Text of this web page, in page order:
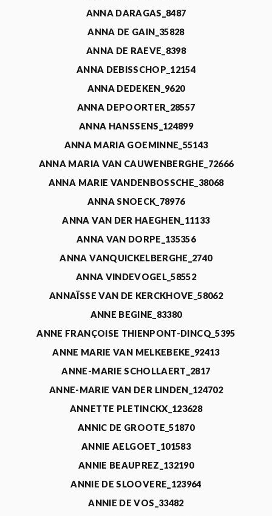
ANNA DARAGAS_8487
ANNA DE GAIN_35828
ANNA DE RAEVE_8398
ANNA DEBISSCHOP_12154
ANNA DEDEKEN_9620
ANNA DEPOORTER_28557
ANNA HANSSENS_124899
ANNA MARIA GOEMINNE_55143
ANNA MARIA VAN CAUWENBERGHE_72666
ANNA MARIE VANDENBOSSCHE_38068
ANNA SNOECK_78976
ANNA VAN DER HAEGHEN_11133
ANNA VAN DORPE_135356
ANNA VANQUICKELBERGHE_2740
ANNA VINDEVOGEL_58552
ANNAÏSSE VAN DE KERCKHOVE_58062
ANNE BEGINE_83380
ANNE FRANÇOISE THIENPONT-DINCQ_5395
ANNE MARIE VAN MELKEBEKE_92413
ANNE-MARIE SCHOLLAERT_2817
ANNE-MARIE VAN DER LINDEN_124702
ANNETTE PLETINCKX_123628
ANNIC DE GROOTE_51870
ANNIE AELGOET_101583
ANNIE BEAUPREZ_132190
ANNIE DE SLOOVERE_123964
ANNIE DE VOS_33482